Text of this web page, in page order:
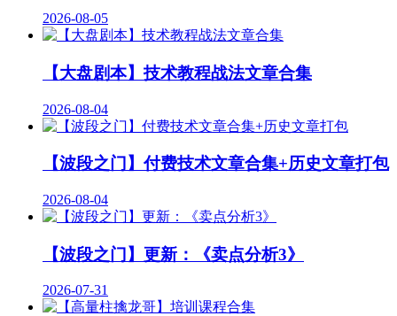
2026-08-05
【大盘剧本】技术教程战法文章合集
2026-08-04
【波段之门】付费技术文章合集+历史文章打包
2026-08-04
【波段之门】更新：《卖点分析3》
2026-07-31